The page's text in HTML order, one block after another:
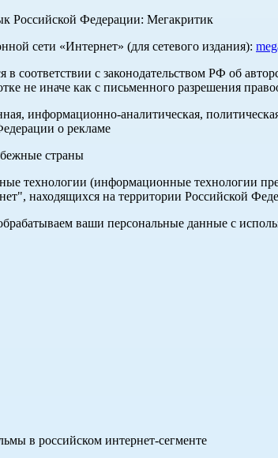
Российской Федерации: Мегакритик
сети «Интернет» (для сетевого издания):
соответствии с законодательством РФ об
не иначе как с письменного разрешения
информационно-аналитическая,
о рекламе
страны
технологии (информационные технологии
находящихся на территории Российской
ваши персональные данные с
в российском интернет-сегменте